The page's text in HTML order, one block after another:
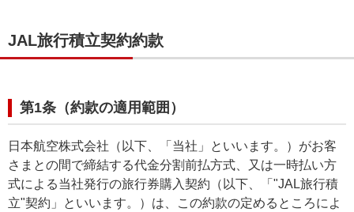
JAL旅行積立契約約款
第1条（約款の適用範囲）
日本航空株式会社（以下、「当社」といいます。）がお客
さまとの間で締結する代金分割前払方式、又は一時払い方
式による当社発行の旅行券購入契約（以下、「"JAL旅行積
立"契約」といいます。）は、この約款の定めるところによ